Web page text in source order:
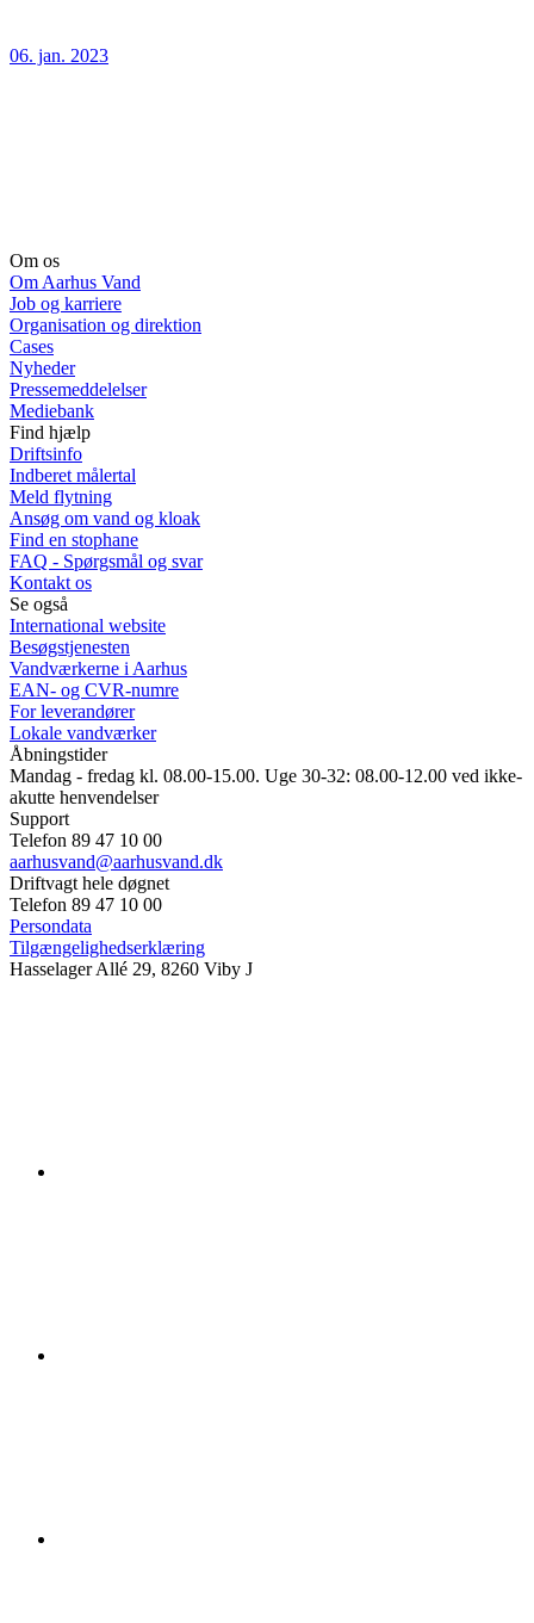
06. jan. 2023
Om os
Om Aarhus Vand
Job og karriere
Organisation og direktion
Cases
Nyheder
Pressemeddelelser
Mediebank
Find hjælp
Driftsinfo
Indberet målertal
Meld flytning
Ansøg om vand og kloak
Find en stophane
FAQ - Spørgsmål og svar
Kontakt os
Se også
International website
Besøgstjenesten
Vandværkerne i Aarhus
EAN- og CVR-numre
For leverandører
Lokale vandværker
Åbningstider
Mandag - fredag kl. 08.00-15.00. Uge 30-32: 08.00-12.00 ved ikke-
akutte henvendelser
Support
Telefon 89 47 10 00
aarhusvand@aarhusvand.dk
Driftvagt hele døgnet
Telefon 89 47 10 00
Persondata
Tilgængelighedserklæring
Hasselager Allé 29, 8260 Viby J